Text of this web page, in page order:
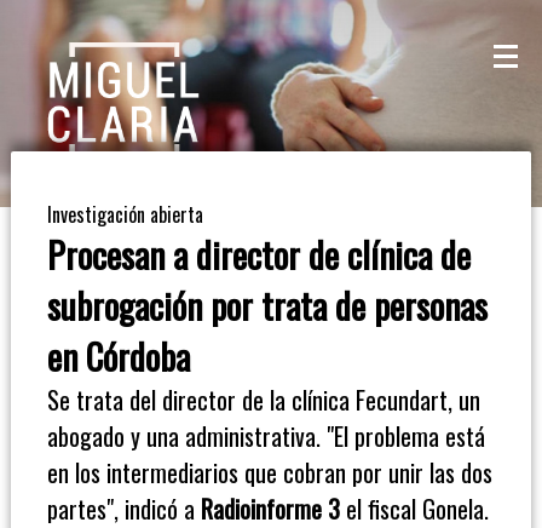
Mesa
De
Café
Columna
Opinión
Radioinforme
Investigación abierta
Procesan a director de clínica de
subrogación por trata de personas
en Córdoba
Se trata del director de la clínica Fecundart, un
abogado y una administrativa. "El problema está
en los intermediarios que cobran por unir las dos
partes", indicó a Radioinforme 3el fiscal Gonela.